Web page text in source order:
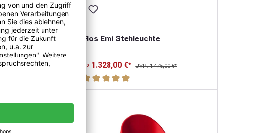
Collection
Flos Emi Stehleuchte
ab 1.328,00 €* UVP: 1.475,00 €*
Durchschnittliche Bewertung von 5 von 5 Sternen